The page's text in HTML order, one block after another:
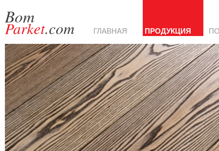
Bom
Parket.com ГЛАВНАЯ ПРОДУКЦИЯ